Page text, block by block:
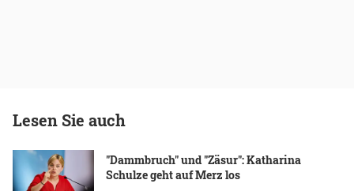
Lesen Sie auch
"Dammbruch" und "Zäsur": Katharina
Schulze geht auf Merz los